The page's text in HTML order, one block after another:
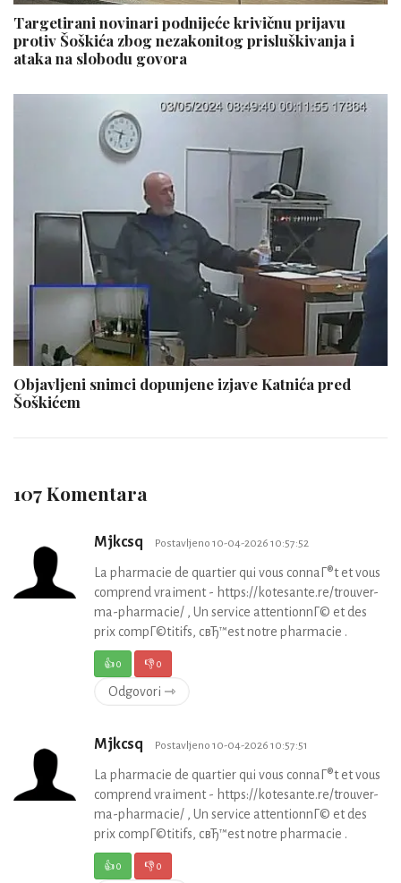
Targetirani novinari podnijeće krivičnu prijavu
protiv Šoškića zbog nezakonitog prisluškivanja i
ataka na slobodu govora
Objavljeni snimci dopunjene izjave Katnića pred
Šoškićem
107 Komentara
Mjkcsq Postavljeno 10-04-2026 10:57:52
La pharmacie de quartier qui vous connaГ®t et vous
comprend vraiment - https://kotesante.re/trouver-
ma-pharmacie/ , Un service attentionnГ© et des
prix compГ©titifs, cвЂ™est notre pharmacie .
👍0 👎0
Odgovori ⇾
Mjkcsq Postavljeno 10-04-2026 10:57:51
La pharmacie de quartier qui vous connaГ®t et vous
comprend vraiment - https://kotesante.re/trouver-
ma-pharmacie/ , Un service attentionnГ© et des
prix compГ©titifs, cвЂ™est notre pharmacie .
👍0 👎0